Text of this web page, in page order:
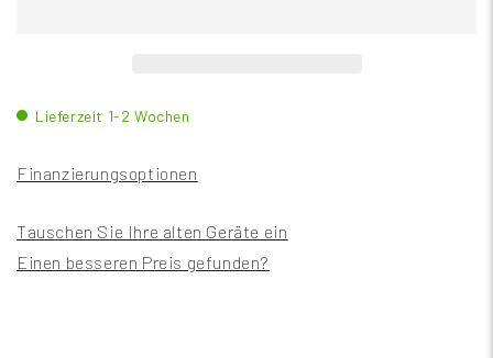
Lieferzeit 1-2 Wochen
Finanzierungsoptionen
Tauschen Sie Ihre alten Geräte ein
Einen besseren Preis gefunden?